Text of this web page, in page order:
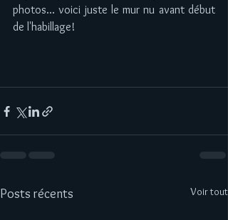
photos... voici juste le mur nu avant début
de l'habillage!
Posts récents Voir tout